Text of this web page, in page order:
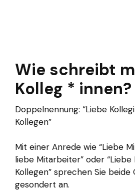
Wie schreibt
Kolleg * innen?
Doppelnennung: “Liebe
Kollegen”
Mit einer Anrede wie “Liebe
liebe Mitarbeiter” oder “Liebe
Kollegen” sprechen Sie
gesondert an.